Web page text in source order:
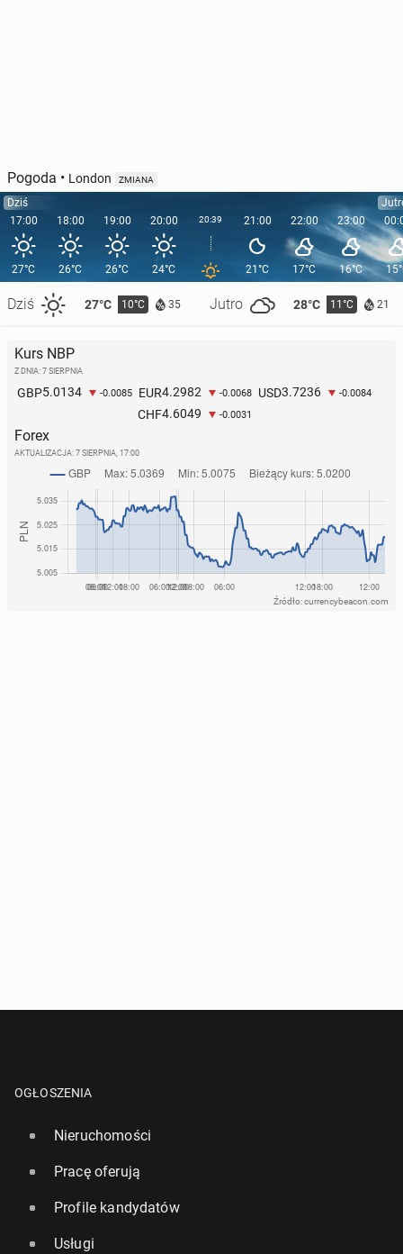
Pogoda • London ZMIANA
Dziś
17:00
27°C
Dziś 27°C 10°C 35 Jutro 28°C 11°C 21
18:00
26°C
19:00
26°C
20:00
24°C
20:39 21:00
21°C
22:00
17°C
23:00
16°C
Kurs NBP
Z DNIA: 7 SIERPNIA
GBP5.0134 -0.0085 EUR4.2982 -0.0068 USD3.7236 -0.0084
CHF4.6049 -0.0031
Forex
AKTUALIZACJA: 7 SIERPNIA, 17:00
Źródło: currencybeacon.com
OGŁOSZENIA
Nieruchomości
Pracę oferują
Profile kandydatów
Usługi